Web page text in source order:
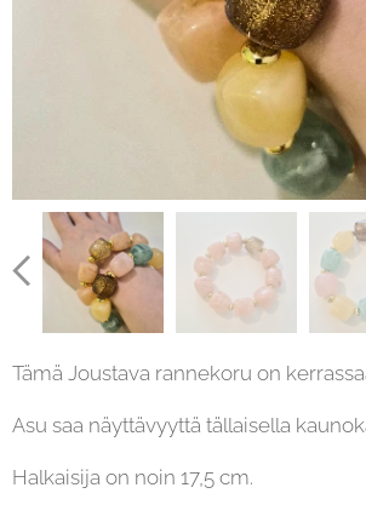
Tämä Joustava rannekoru on
Asu saa näyttävyyttä tällaisella
Halkaisija on noin 17,5 cm.